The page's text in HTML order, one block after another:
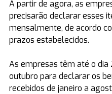
A partir de agora, as
precisarão declarar esses
mensalmente, de acordo
prazos estabelecidos.
As empresas têm até o dia
outubro para declarar os
recebidos de janeiro a